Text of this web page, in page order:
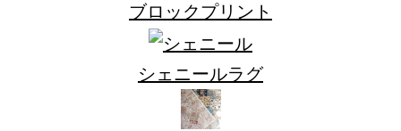
ブロックプリント
シェニールラグ